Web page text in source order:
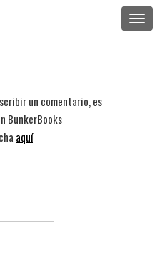
un comentario, es
BunkerBooks
aquí